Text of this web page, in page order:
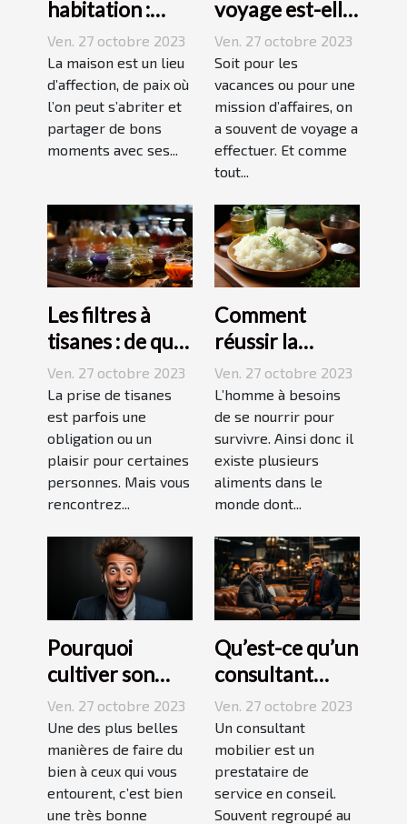
habitation :
comment ça
marche ?
Ven. 27 octobre 2023
La maison est un lieu
d’affection, de paix où
l’on peut s’abriter et
partager de bons
moments avec ses...
voyage est-elle
avantageuse ?
Ven. 27 octobre 2023
Soit pour les
vacances ou pour une
mission d’affaires, on
a souvent de voyage a
effectuer. Et comme
tout...
Les filtres à
tisanes : de quoi
s’agit-il ?
Ven. 27 octobre 2023
La prise de tisanes
est parfois une
obligation ou un
plaisir pour certaines
personnes. Mais vous
rencontrez...
Comment
réussir la
préparation du
riz ?
Ven. 27 octobre 2023
L’homme à besoins
de se nourrir pour
survivre. Ainsi donc il
existe plusieurs
aliments dans le
monde dont...
Pourquoi
cultiver son
esprit
humoristique ?
Ven. 27 octobre 2023
Une des plus belles
manières de faire du
bien à ceux qui vous
entourent, c’est bien
une très bonne
Qu’est-ce qu’un
consultant
mobilier ?
Ven. 27 octobre 2023
Un consultant
mobilier est un
prestataire de
service en conseil.
Souvent regroupé au